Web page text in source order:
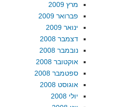
מרץ 2009
פברואר 2009
ינואר 2009
דצמבר 2008
נובמבר 2008
אוקטובר 2008
ספטמבר 2008
אוגוסט 2008
יולי 2008